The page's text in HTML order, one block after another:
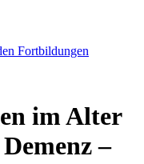
Fortbildungen
im Alter
–